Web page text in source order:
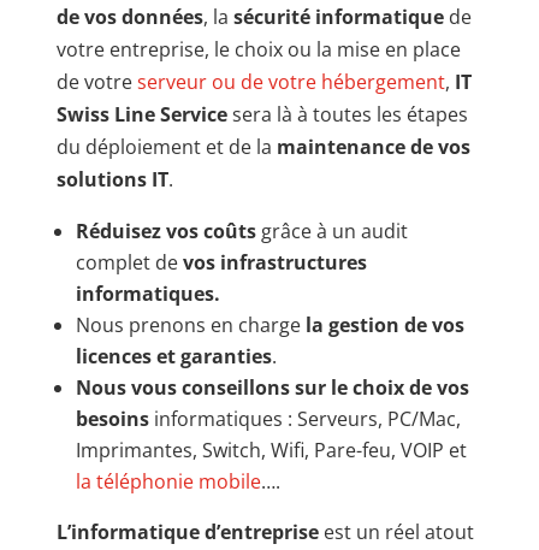
de vos données, lasécurité informatique de
votre entreprise, le choix ou la mise en place
de votreserveur ou de votre hébergement, IT
Swiss Line Servicesera là à toutes les étapes
du déploiement et de la maintenance de vos
solutions IT.
Réduisez vos coûts grâce à un audit
complet devos infrastructures
informatiques.
Nous prenons en charge la gestion de vos
licences et garanties.
Nous vous conseillons sur le choix devos
besoins informatiques : Serveurs, PC/Mac,
Imprimantes, Switch, Wifi, Pare-feu, VOIP et
la téléphonie mobile….
L’informatique d’entreprise est un réel atout